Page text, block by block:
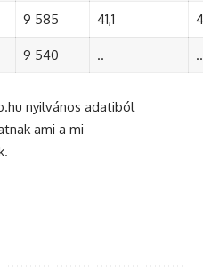
9 585 41,1
9 540 .. ..
nyilvános adatiból
ami a mi